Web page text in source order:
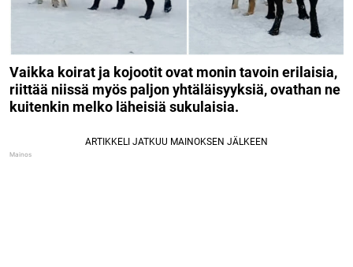
Vaikka koirat ja kojootit ovat monin tavoin erilaisia,
riittää niissä myös paljon yhtäläisyyksiä, ovathan ne
kuitenkin melko läheisiä sukulaisia.